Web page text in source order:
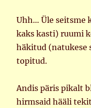
Uhh… Üle seitsme
kaks kasti) ruumi
häkitud (natukese
topitud.
Andis päris pikalt
hirmsaid hääli